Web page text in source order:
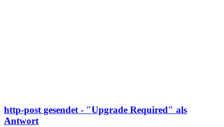
http-post gesendet - "Upgrade Required" als
Antwort